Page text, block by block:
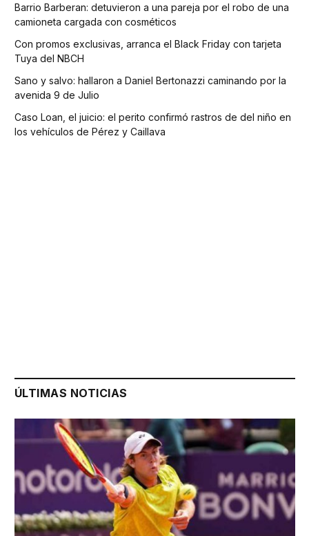
Barrio Barberan: detuvieron a una pareja por el robo de una
camioneta cargada con cosméticos
Con promos exclusivas, arranca el Black Friday con tarjeta
Tuya del NBCH
Sano y salvo: hallaron a Daniel Bertonazzi caminando por la
avenida 9 de Julio
Caso Loan, el juicio: el perito confirmó rastros de del niño en
los vehículos de Pérez y Caillava
ÚLTIMAS NOTICIAS